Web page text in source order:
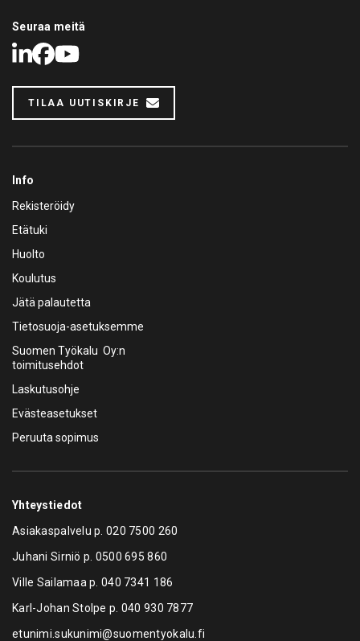
Seuraa meitä
LinkedIn
Facebook
Youtube
TILAA UUTISKIRJE
Info
Rekisteröidy
Etätuki
Huolto
Koulutus
Jätä palautetta
Tietosuoja-asetuksemme
Suomen Työkalu Oy:n
toimitusehdot
Laskutusohje
Evästeasetukset
Peruuta sopimus
Yhteystiedot
Asiakaspalvelu p.020 7500 260
Juhani Sirniö p. 0500 695 860
Ville Sailamaa p.040 7341 186
Karl-Johan Stolpe p. 040 930 7877
etunimi.sukunimi@suomentyokalu.fi